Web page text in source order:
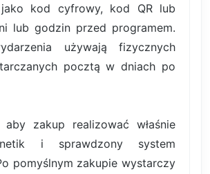
kod cyfrowy, kod QR lub
lub godzin przed programem.
używają fizycznych
pocztą w dniach po
aby zakup realizować właśnie
i sprawdzony system
pomyślnym zakupie wystarczy